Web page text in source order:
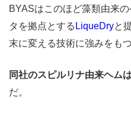
BYASはこのほど藻類由来
タを拠点とする LiqueDryと
末に変える技術に強みをもつ
同社のスピルリナ由来ヘム
だ。